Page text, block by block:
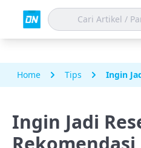
Home Tips Ingin
Ingin Jadi